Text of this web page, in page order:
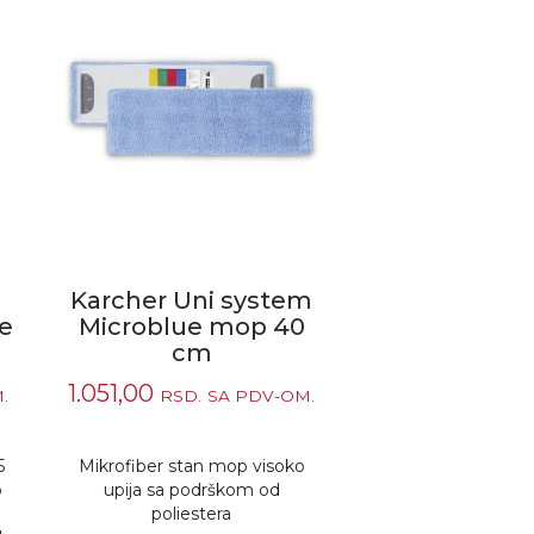
Karcher Uni system
Microblue mop 40
cm
1.051,00 RSD. SA PDV-OM.
Mikrofiber stan mop visoko
upija sa podrškom od
poliestera